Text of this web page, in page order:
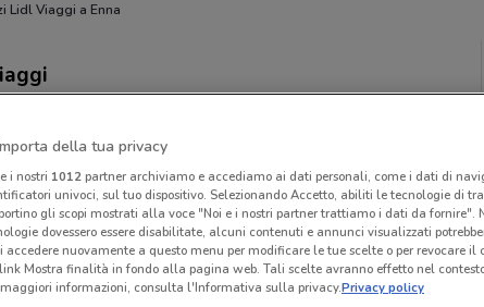
Lidl Viaggi a Enna
della tua privacy
i nostri 1012partner archiviamo e accediamo ai dati personali, come i dati di
univoci, sul tuo dispositivo. Selezionando Accetto, abiliti le tecnologie di
gli scopi mostrati alla voce "Noi e i nostri partner trattiamo i dati da fornire".
dovessero essere disabilitate, alcuni contenuti e annunci visualizzati
accedere nuovamente a questo menu per modificare le tue scelte o per revocare il
Mostra finalità in fondo alla pagina web. Tali scelte avranno effetto nel
informazioni, consulta l'Informativa sulla privacy.Privacy policy